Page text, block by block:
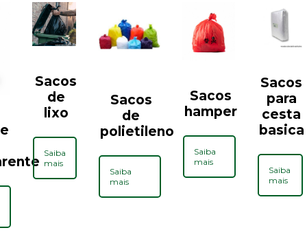
Sacos
de
lixo
Saiba
mais
Sacos
de
polietileno
Saiba
mais
Sacos
hamper
Saiba
mais
Sacos
para
cesta
basica
Saiba
mais